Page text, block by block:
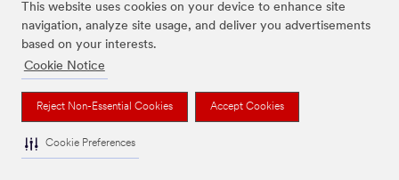
This website uses cookies on your device to enhance site
navigation, analyze site usage, and deliver you advertisements
based on your interests.
Cookie Notice
Reject Non-Essential Cookies Accept Cookies
Cookie Preferences